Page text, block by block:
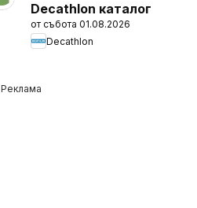
Decathlon каталог
от събота 01.08.2026
Decathlon
Реклама